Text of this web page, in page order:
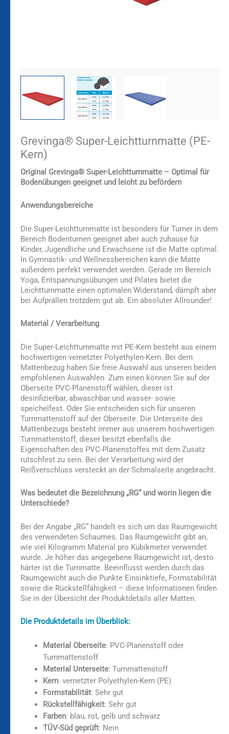
Grevinga® Super-Leichtturnmatte (PE-
Kern)
Original Grevinga® Super-Leichtturnmatte – Optimal für
Bodenübungen geeignet und leicht zu befördern
Anwendungsbereiche
Die Super-Leichtturnmatte ist besonders für Turner in dem
Bereich Bodenturnen geeignet aber auch zuhause für
Kinder, Jugendliche und Erwachsene ist die Matte optimal.
In Gymnastik- und Wellnessbereichen kann die Matte
außerdem perfekt verwendet werden. Gerade im Bereich
Yoga, Entspannungsübungen und Pilates bietet die
Leichtturnmatte einen optimalen Widerstand, dämpft aber
bei Aufprällen trotzdem gut ab. Ein absoluter Allrounder!
Material / Verarbeitung
Die Super-Leichtturnmatte mit PE-Kern besteht aus einem
hochwertigen vernetzter Polyethylen-Kern. Bei dem
Mattenbezug haben Sie freie Auswahl aus unseren beiden
empfohlenen Auswahlen. Zum einen können Sie auf der
Oberseite PVC-Planenstoff wählen, dieser ist
desinfizierbar, abwaschbar und wasser- sowie
speichelfest. Oder Sie entscheiden sich für unseren
Turnmattenstoff auf der Oberseite. Die Unterseite des
Mattenbezugs besteht immer aus unserem hochwertigen
Turnmattenstoff, dieser besitzt ebenfalls die
Eigenschaften des PVC-Planenstoffes mit dem Zusatz
rutschfest zu sein. Bei der Verarbeitung wird der
Reißverschluss versteckt an der Schmalseite angebracht.
Was bedeutet die Bezeichnung „RG“ und worin liegen die
Unterschiede?
Bei der Angabe „RG“ handelt es sich um das Raumgewicht
des verwendeten Schaumes. Das Raumgewicht gibt an,
wie viel Kilogramm Material pro Kubikmeter verwendet
wurde. Je höher das angegebene Raumgewicht ist, desto
härter ist die Turnmatte. Beeinflusst werden durch das
Raumgewicht auch die Punkte Einsinktiefe, Formstabilität
sowie die Rückstellfähigkeit – diese Informationen finden
Sie in der Übersicht der Produktdetails aller Matten.
Die Produktdetails im Überblick:
Material Oberseite: PVC-Planenstoff oder
Turnmattenstoff
Material Unterseite: Turnmattenstoff
Kern: vernetzter Polyethylen-Kern (PE)
Formstabilität: Sehr gut
Rückstellfähigkeit: Sehr gut
Farben: blau, rot, gelb und schwarz
TÜV-Süd geprüft: Nein